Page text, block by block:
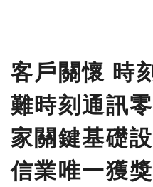
客戶關懷 時
難時刻通訊
家關鍵基礎
信業唯一獲獎